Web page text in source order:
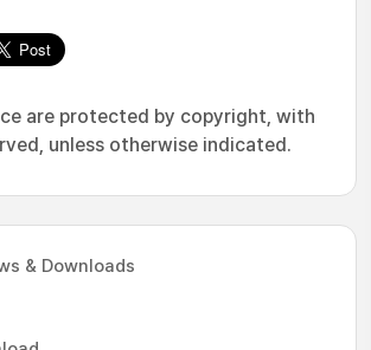
are protected by copyright, with
unless otherwise indicated.
& Downloads